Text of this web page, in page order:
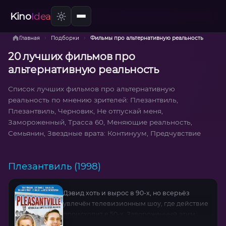
KinoIdea
Главная › Подборки › Фильмы про альтернативную реальность
20 лучших фильмов про
альтернативную реальность
Список лучших фильмов про альтернативную
реальность по мнению зрителей: Плезантвиль,
Плезантвиль, Черновик, Не отпускай меня,
Замороженный, Трасса 60, Меняющие реальность,
Семьянин, Звездные врата: Континуум, Предчувствие
Плезантвиль (1998)
Дэвид хоть и вырос в 90-х, но всерьёз
увлечён телевизионным шоу, где действие